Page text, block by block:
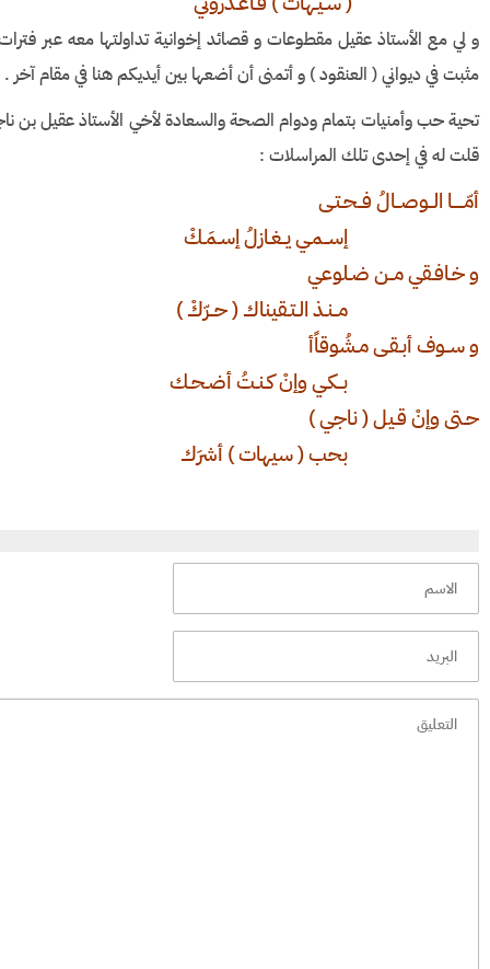
و لي مع الأستاذ عقيل مقطوعات و قصائد إخوانية تداولتها معه عبر
مثبت في ديواني ( العنقود ) و أتمنى أن أضعها بين أيديكم هنا في مقام آخر .
تحية حب وأمنيات بتمام ودوام الصحة والسعادة لأخي الأستاذ عقيل بن
قلت له في إحدى تلك المراسلات :
أمّـــــا الــوصــالُ فــحـتـى
إســمـي يــغـازلُ إسـمَـكْ
و خـافـقي مــن ضـلوعي
مــنـذ الـتـقيناك ( حــرّكْ )
و ســوف أبـقـى مـشُوقاًأ
بــكـي وإنْ كـنـتُ أضـحـك
حـتى وإنْ قـيل ( ناجي )
بحب ( سيهات ) أشرَك